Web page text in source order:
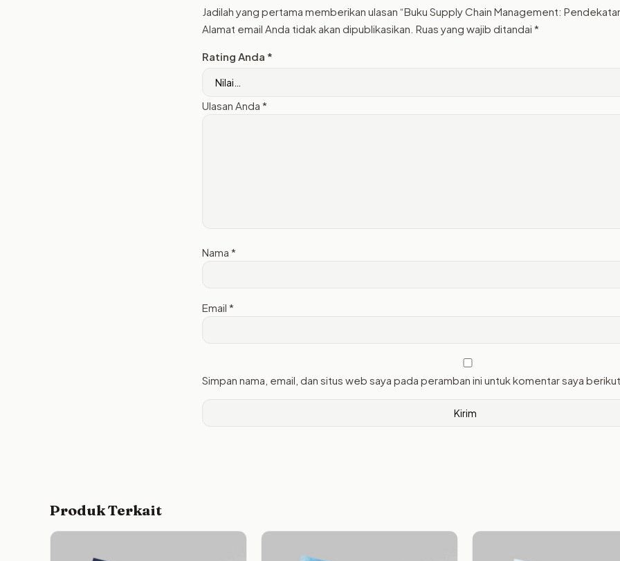
Jadilah yang pertama memberikan ulasan “Buku Supply Chain Management:
Alamat email Anda tidak akan dipublikasikan. Ruas yang wajib ditandai *
Rating Anda *
Ulasan Anda *
Nama *
Email *
Simpan nama, email, dan situs web saya pada peramban ini untuk komentar saya
Produk Terkait